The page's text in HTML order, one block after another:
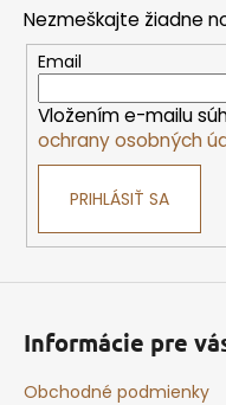
Nezmeškajte žiadne
Email
Vložením e-mailu
ochrany osobných
PRIHLÁSIŤ SA
Informácie pre
Obchodné podmienky